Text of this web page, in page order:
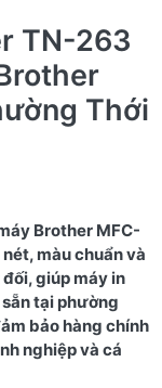
TN-263
Thới
Brother MFC-
màu chuẩn và
giúp máy in
tại phường
bảo hàng chính
nghiệp và cá